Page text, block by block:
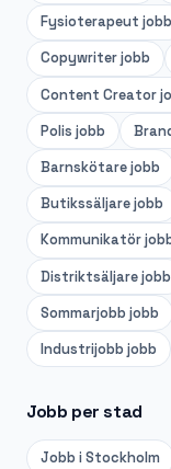
Fysioterapeut jobb
Copywriterjobb
Content Creator
Polis jobb
Barnskötarejobb
Butikssäljarejobb
Kommunikatör
Distriktsäljarejobb
Sommarjobb jobb
Industrijobb jobb
Jobb per stad
Jobb iStockholm